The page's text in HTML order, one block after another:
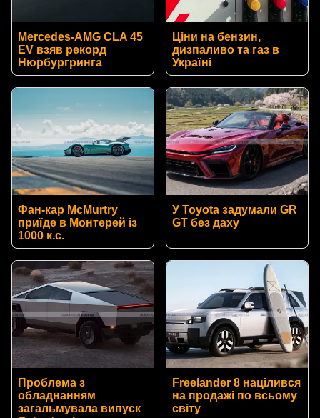
Mercedes-AMG CLA 45
EV взяв рекорд
Нюрбургринга
Ціни на бензин,
дизпаливо та газ в
Україні
Фан-кар McMurtry
приїде в Монтерей із
1000 к.с.
У Toyota задумали GR
GT без даху
Проблема з
обладнанням
загальмувала випуск
Freelander 8 націлився
на продажі по всьому
світу